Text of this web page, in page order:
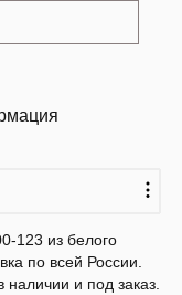
123 из белого
по всей России.
и под заказ.